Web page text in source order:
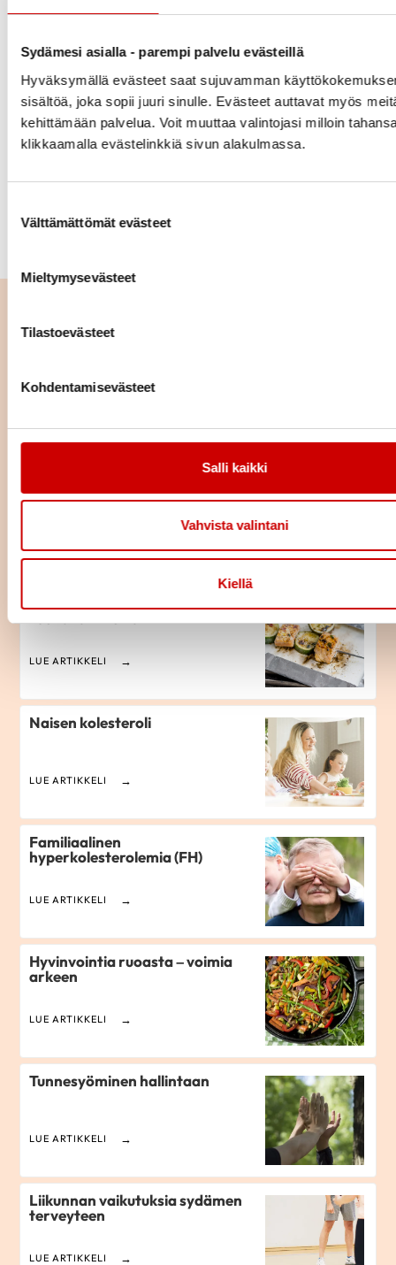
Sydämesi asialla - parempi palvelu evästeillä
Hyväksymällä evästeet saat sujuvamman
sisältöä, joka sopii juuri sinulle. Evästeet auttavat myös
kehittämään palvelua. Voit muuttaa valintojasi milloin
klikkaamalla evästelinkkiä sivun alakulmassa.
Välttämättömät evästeet
Mieltymysevästeet
Tilastoevästeet
Kohdentamisevästeet
Salli kaikki
Vahvista valintani
Kiellä
kanssa. Jos kolesterolilukemat kaipaavat
kohentamista, älä jää yksin asian kanssa, vaan pyydä
apua niiden hoitamiseen. Mitä aikaisemmin asiaan
suojella.
KAIKKI KOLESTEROLISTA
kolesterolin hallinnassa
LUE ARTIKKELI
Naisen kolesteroli
LUE ARTIKKELI
Familiaalinen
hyperkolesterolemia (FH)
LUE ARTIKKELI
Hyvinvointia ruoasta – voimia
arkeen
LUE ARTIKKELI
Tunnesyöminen hallintaan
LUE ARTIKKELI
Liikunnan vaikutuksia sydämen
terveyteen
LUE ARTIKKELI